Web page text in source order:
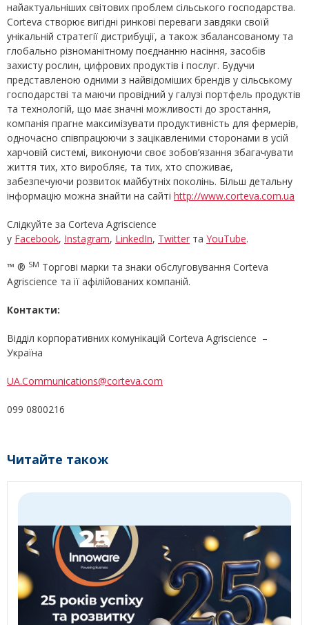
найактуальніших світових проблем сільського господарства.
Corteva створює вигідні ринкові переваги завдяки своїй
унікальній стратегії дистрибуції, а також збалансованому та
глобально різноманітному поєднанню насіння, засобів
захисту рослин, цифрових продуктів і послуг. Будучи
представленою одними з найвідоміших брендів у сільському
господарстві та маючи провідний у галузі портфель продуктів
та технологій, що має значні можливості до зростання,
компанія прагне максимізувати продуктивність для фермерів,
одночасно співпрацюючи з зацікавленими сторонами в усій
харчовій системі, виконуючи своє зобов’язання збагачувати
життя тих, хто виробляє, та тих, хто споживає,
забезпечуючи розвиток майбутніх поколінь. Більш детальну
інформацію можна знайти на сайті http://www.corteva.com.ua
Слідкуйте за Corteva Agriscience
у Facebook, Instagram, LinkedIn, Twitter та YouTube.
™ ® SM Торгові марки та знаки обслуговування Corteva
Agriscience та її афілійованих компаній.
Контакти:
Відділ корпоративних комунікацій Corteva Agriscience –
Україна
UA.Communications@corteva.com
099 0800216
Читайте також